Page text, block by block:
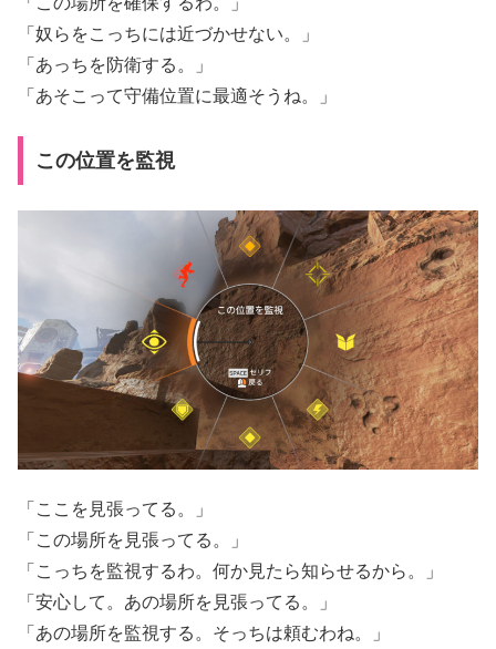
「奴らをこっちには近づかせない。」
「あっちを防衛する。」
「あそこって守備位置に最適そうね。」
この位置を監視
「ここを見張ってる。」
「この場所を見張ってる。」
「こっちを監視するわ。何か見たら知らせるから。」
「安心して。あの場所を見張ってる。」
「あの場所を監視する。そっちは頼むわね。」